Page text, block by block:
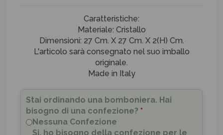
Caratteristiche:
Materiale: Cristallo
Dimensioni: 27 Cm. X 27 Cm. X 2(H) Cm.
L'articolo sarà consegnato nel suo imballo
originale.
Made in Italy
Stai ordinando una bomboniera. Hai
bisogno di una confezione? *
Nessuna Confezione
Si, ho bisogno della confezione per le